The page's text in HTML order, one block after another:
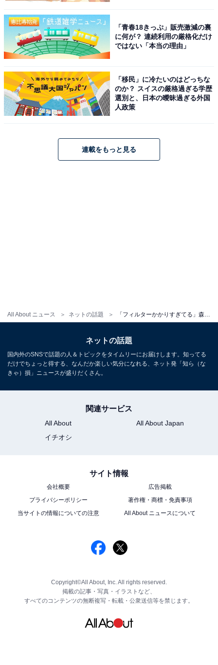
All About ニュース ネットの話題
「青春18きっぷ」販売激減の裏
に何が？ 連続利用の厳格化だけ
ではない「本当の理由」
「移民」に冷たいのはどっちな
のか？ スイスの厳格過ぎる学歴
選別と、日本の曖昧過ぎる外国
人政策
連載をもっと見る
ネットの話題
国内外のSNSで話題の人＆トピックをタイムリーにお届けします。知ってる
だけでちょっと得する、なんだか楽しい気分になれる、ネット発「知ら（な
きゃ）損」ニュースが盛りだくさん。
関連サービス
All About
All About Japan
イチオシ
サイト情報
会社概要
広告掲載
プライバシーポリシー
著作権・商標・免責事項
当サイトの情報についての注意
All About ニュースについて
Copyright©All About, Inc. All rights reserved.
掲載の記事・写真・イラストなど、
すべてのコンテンツの無断複写・転載・公衆送信等を禁じます。